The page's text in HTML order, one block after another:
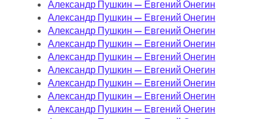
Александр Пушкин — Евгений Онегин
Александр Пушкин — Евгений Онегин
Александр Пушкин — Евгений Онегин
Александр Пушкин — Евгений Онегин
Александр Пушкин — Евгений Онегин
Александр Пушкин — Евгений Онегин
Александр Пушкин — Евгений Онегин
Александр Пушкин — Евгений Онегин
Александр Пушкин — Евгений Онегин